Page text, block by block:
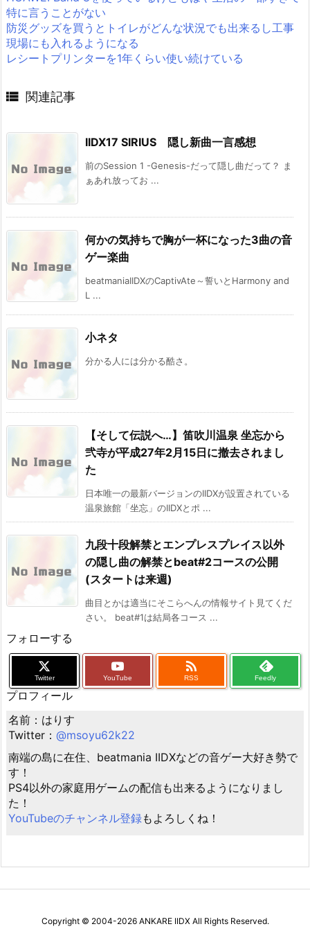
特に言うことがない
防災グッズを買うとトイレがどんな状況でも出来るし工事
現場にも入れるようになる
レシートプリンターを1年くらい使い続けている
 関連記事
IIDX17 SIRIUS 隠し新曲一言感想
前のSession 1 -Genesis-だって隠し曲だって？ ま
ぁあれ放ってお ...
何かの気持ちで胸が一杯になった3曲の音
ゲー楽曲
beatmaniaIIDXのCaptivAte～誓いとHarmony and
L ...
小ネタ
分かる人には分かる酷さ。
【そして伝説へ…】笛吹川温泉 坐忘から
弐寺が平成27年2月15日に撤去されまし
た
日本唯一の最新バージョンのIIDXが設置されている
温泉旅館「坐忘」のIIDXとポ ...
九段十段解禁とエンプレスプレイス以外
の隠し曲の解禁とbeat#2コースの公開
(スタートは来週)
曲目とかは適当にそこらへんの情報サイト見てくだ
さい。 beat#1は結局各コース ...
フォローする
Twitter YouTube

RSS Feedly
プロフィール
名前：はりす
Twitter： @msoyu62k22
南端の島に在住、beatmania IIDXなどの音ゲー大好き勢で
す！
PS4以外の家庭用ゲームの配信も出来るようになりまし
た！
YouTubeのチャンネル登録もよろしくね！
Copyright © 2004-2026 ANKARE IIDXAll Rights Reserved.